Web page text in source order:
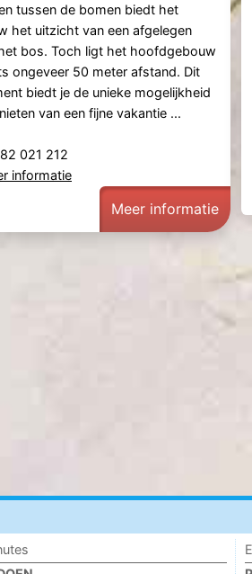
tussen de bomen biedt het
het uitzicht van een afgelegen
bos. Toch ligt het hoofdgebouw
ongeveer 50 meter afstand. Dit
biedt je de unieke mogelijkheid
van een fijne vakantie ...
021 212
informatie
Meer informatie